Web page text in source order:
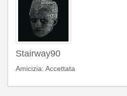
Stairway90
Amicizia: Accettata